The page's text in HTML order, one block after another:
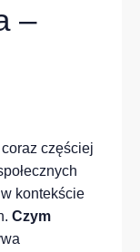
–
częściej
kontekście
Czym